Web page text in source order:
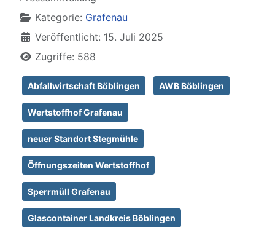
Kategorie: Grafenau
Veröffentlicht: 15. Juli 2025
Zugriffe: 588
Abfallwirtschaft Böblingen AWB Böblingen
Wertstoffhof Grafenau
neuer Standort Stegmühle
Öffnungszeiten Wertstoffhof
Sperrmüll Grafenau
Glascontainer Landkreis Böblingen